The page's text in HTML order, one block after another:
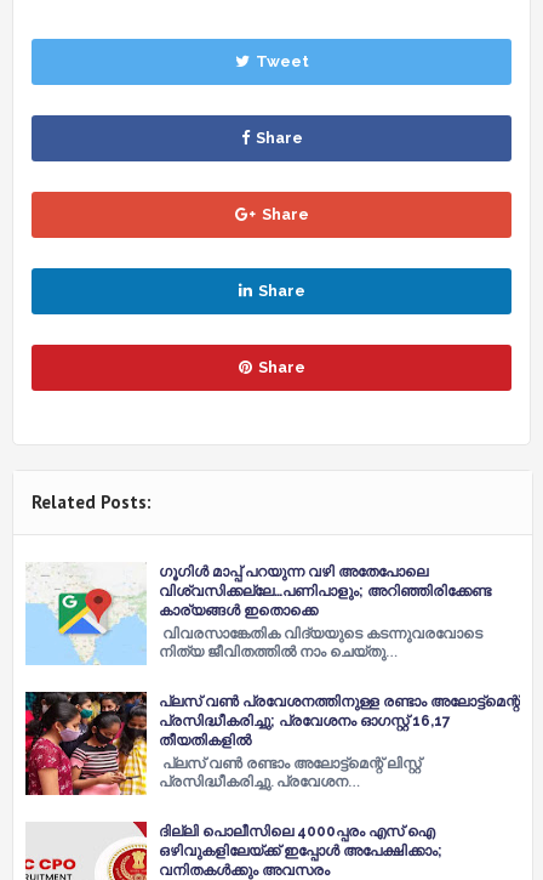
Tweet
Share
Share
Share
Share
Related Posts:
ഗൂഗിൾ മാപ്പ് പറയുന്ന വഴി അതേപോലെ
വിശ്വസിക്കല്ലേ…പണിപാളും; അറിഞ്ഞിരിക്കേണ്ട
കാര്യങ്ങൾ ഇതൊക്കെ
വിവരസാങ്കേതിക വിദ്യയുടെ കടന്നുവരവോടെ
നിത്യ ജീവിതത്തിൽ നാം ചെയ്തു…
പ്ലസ് വണ്‍ പ്രവേശനത്തിനുള്ള രണ്ടാം അലോട്ട്‌മെന്റ്
പ്രസിദ്ധീകരിച്ചു; പ്രവേശനം ഓഗസ്റ്റ് 16,17
തീയതികളിൽ
പ്ലസ് വൺ രണ്ടാം അലോട്ട്മെന്റ് ലിസ്റ്റ്
പ്രസിദ്ധീകരിച്ചു. പ്രവേശന…
ദില്ലി പൊലീസിലെ 4000പ്പരം എസ് ഐ
ഒഴിവുകളിലേയ്ക്ക് ഇപ്പോൾ അപേക്ഷിക്കാം;
വനിതകൾക്കും അവസരം